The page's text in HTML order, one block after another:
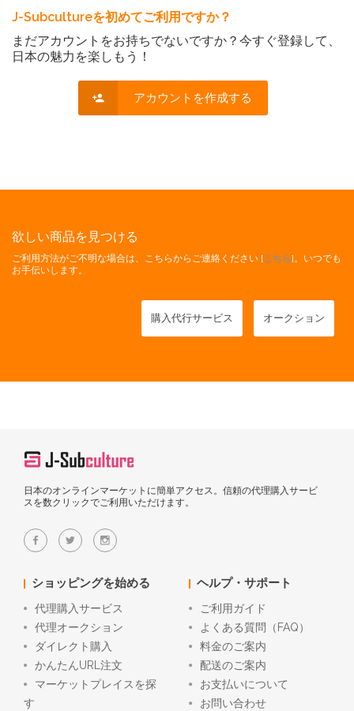
J-Subcultureを初めてご利用ですか？
まだアカウントをお持ちでないですか？今すぐ登録して、
日本の魅力を楽しもう！
アカウントを作成する
欲しい商品を見つける
ご利用方法がご不明な場合は、こちらからご連絡ください [こちら]。いつでも
お手伝いします。
購入代行サービス オークション
日本のオンラインマーケットに簡単アクセス。信頼の代理購入サービ
スを数クリックでご利用いただけます。
ショッピングを始める
代理購入サービス
代理オークション
ダイレクト購入
かんたんURL注文
マーケットプレイスを探
す
ヘルプ・サポート
ご利用ガイド
よくある質問（FAQ）
料金のご案内
配送のご案内
お支払いについて
お問い合わせ